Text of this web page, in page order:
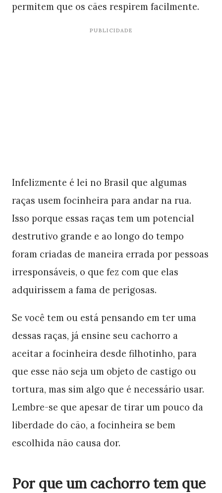
permitem que os cães respirem facilmente.
PUBLICIDADE
Infelizmente é lei no Brasil que algumas
raças usem focinheira para andar na rua.
Isso porque essas raças tem um potencial
destrutivo grande e ao longo do tempo
foram criadas de maneira errada por pessoas
irresponsáveis, o que fez com que elas
adquirissem a fama de perigosas.
Se você tem ou está pensando em ter uma
dessas raças, já ensine seu cachorro a
aceitar a focinheira desde filhotinho, para
que esse não seja um objeto de castigo ou
tortura, mas sim algo que é necessário usar.
Lembre-se que apesar de tirar um pouco da
liberdade do cão, a focinheira se bem
escolhida não causa dor.
Por que um cachorro tem que